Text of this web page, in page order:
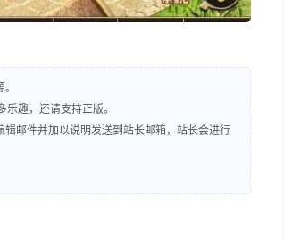
趣，还请支持正版。
邮件并加以说明发送到站长邮箱，站长会进行